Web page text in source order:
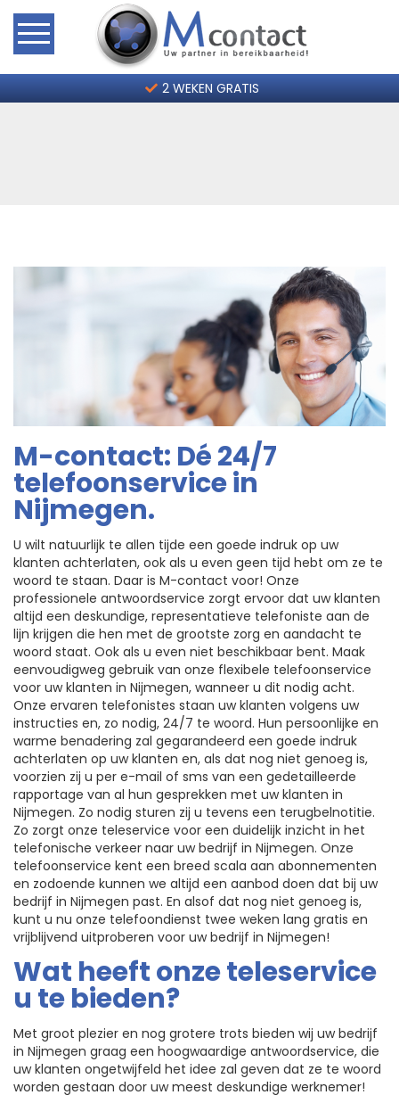
Home
2 weken gratis
2 WEKEN GRATIS
M-contact: Dé 24/7
telefoonservice in
Nijmegen.
U wilt natuurlijk te allen tijde een goede indruk op uw
klanten achterlaten, ook als u even geen tijd hebt om ze te
woord te staan. Daar is M-contact voor! Onze
professionele antwoordservice zorgt ervoor dat uw klanten
altijd een deskundige, representatieve telefoniste aan de
lijn krijgen die hen met de grootste zorg en aandacht te
woord staat. Ook als u even niet beschikbaar bent. Maak
eenvoudigweg gebruik van onze flexibele telefoonservice
voor uw klanten in Nijmegen, wanneer u dit nodig acht.
Onze ervaren telefonistes staan uw klanten volgens uw
instructies en, zo nodig, 24/7 te woord. Hun persoonlijke en
warme benadering zal gegarandeerd een goede indruk
achterlaten op uw klanten en, als dat nog niet genoeg is,
voorzien zij u per e-mail of sms van een gedetailleerde
rapportage van al hun gesprekken met uw klanten in
Nijmegen. Zo nodig sturen zij u tevens een terugbelnotitie.
Zo zorgt onze teleservice voor een duidelijk inzicht in het
telefonische verkeer naar uw bedrijf in Nijmegen. Onze
telefoonservice kent een breed scala aan abonnementen
en zodoende kunnen we altijd een aanbod doen dat bij uw
bedrijf in Nijmegen past. En alsof dat nog niet genoeg is,
kunt u nu onze telefoondienst twee weken lang gratis en
vrijblijvend uitproberen voor uw bedrijf in Nijmegen!
Wat heeft onze teleservice
u te bieden?
Met groot plezier en nog grotere trots bieden wij uw bedrijf
in Nijmegen graag een hoogwaardige antwoordservice, die
uw klanten ongetwijfeld het idee zal geven dat ze te woord
worden gestaan door uw meest deskundige werknemer!